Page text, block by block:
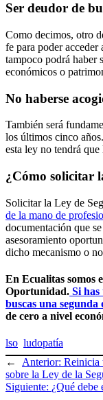
Ser deudor de
Como decimos, otro
fe para poder
tampoco podrá haber
económicos o
No haberse
También será
los últimos cinco
esta ley no tendrá
¿Cómo solicitar
Solicitar la Ley de
de la mano de
documentación que
asesoramiento
dicho mecanismo o
En Ecualitas somos
Oportunidad. Si
buscas una
de cero a nivel
lso ludopatía
←
Anterior: Reinicia
sobre la Ley de la
Siguiente: ¿Qué debe